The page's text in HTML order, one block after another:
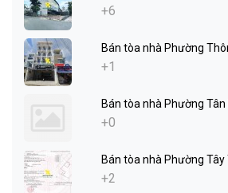
+6
Bán tòa nhà Phường
+1
Bán tòa nhà Phường Tân
+0
Bán tòa nhà Phường Tây
+2